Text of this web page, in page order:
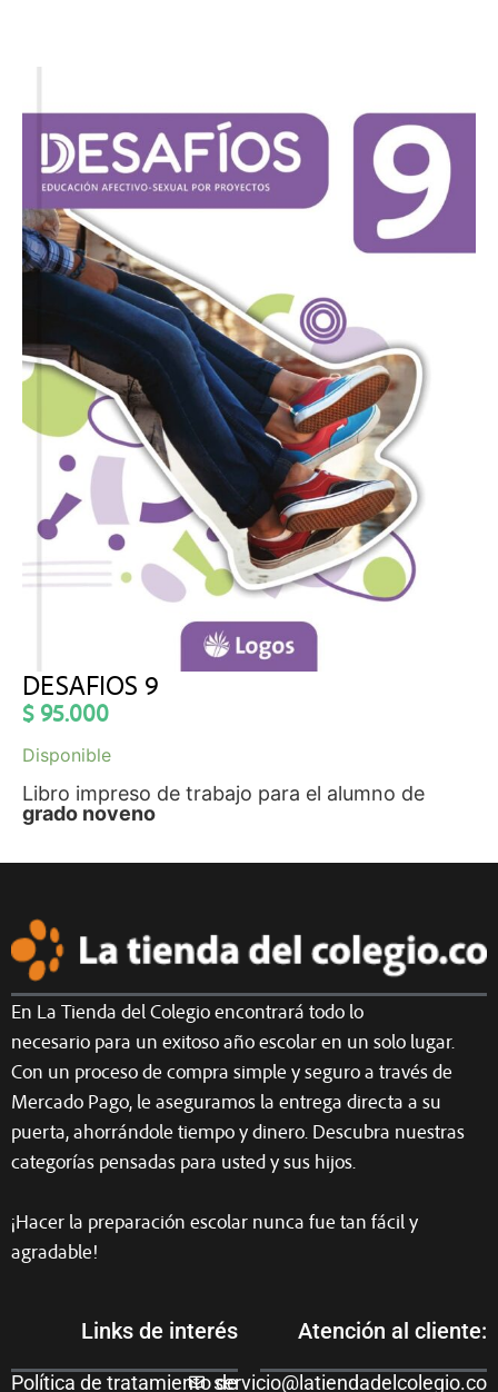
DESAFIOS 9
$ 95.000
Disponible
Libro impreso de trabajo para el alumno de
grado noveno
En La Tienda del Colegio encontrará todo lo
necesario para un exitoso año escolar en un solo lugar.
Con un proceso de compra simple y seguro a través de
Mercado Pago, le aseguramos la entrega directa a su
puerta, ahorrándole tiempo y dinero. Descubra nuestras
categorías pensadas para usted y sus hijos.
¡Hacer la preparación escolar nunca fue tan fácil y
agradable!
Links de interés
Política de tratamiento de
Atención al cliente:
servicio@latiendadelcolegio.co